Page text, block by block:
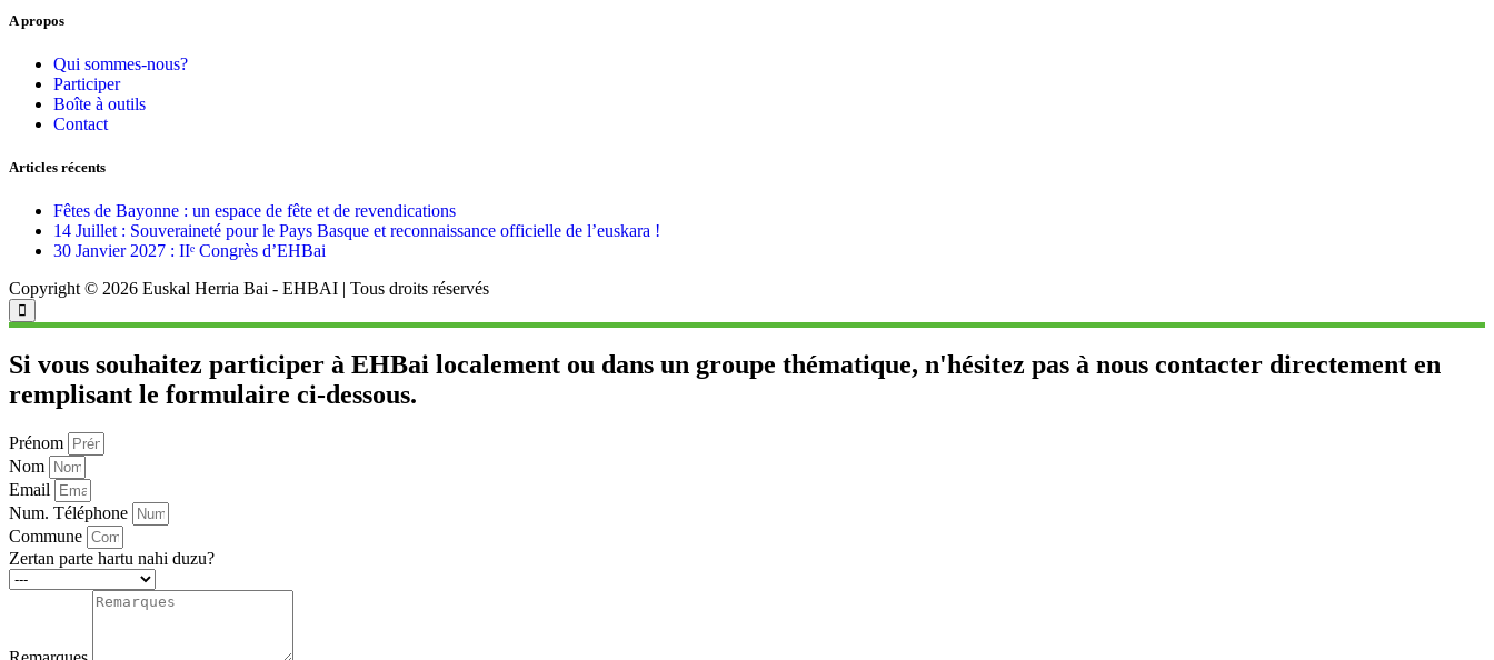
A propos
Qui sommes-nous?
Participer
Boîte à outils
Contact
Articles récents
Fêtes de Bayonne : un espace de fête et de revendications
14 Juillet : Souveraineté pour le Pays Basque et reconnaissance officielle de l’euskara !
30 Janvier 2027 : IIᵉ Congrès d’EHBai
Copyright © 2026 Euskal Herria Bai - EHBAI | Tous droits réservés
Si vous souhaitez participer à EHBai localement ou dans un groupe thématique, n'hésitez pas à nous contacter directement en
remplisant le formulaire ci-dessous.
Prénom
Nom
Email
Num. Téléphone
Commune
Zertan parte hartu nahi duzu?